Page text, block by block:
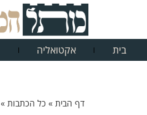
בית אקטואליה
דף הבית » כל הכתבות »